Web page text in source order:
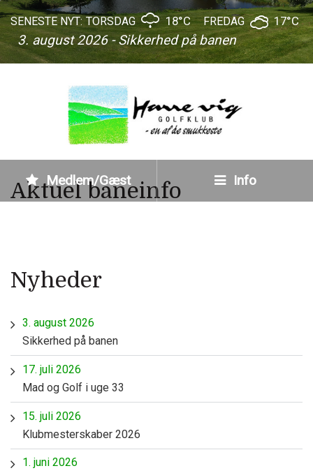
SENESTE NYT:
3. august 2026 - Sikkerhed på banen
TORSDAG 18°C FREDAG 17°C
Medlem/Gæst Info
Aktuel baneinfo
Nyheder
3. august 2026
Sikkerhed på banen
17. juli 2026
Mad og Golf i uge 33
15. juli 2026
Klubmesterskaber 2026
1. juni 2026